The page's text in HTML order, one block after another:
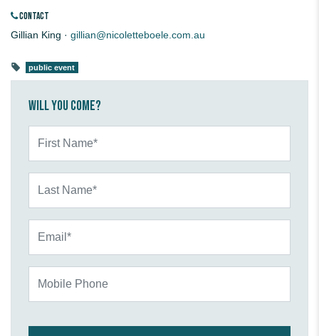
CONTACT
Gillian King · gillian@nicoletteboele.com.au
public event
Will you come?